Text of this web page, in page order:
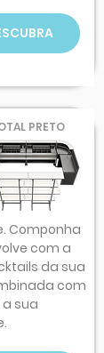
PRETO
Componha
com a
da sua
com
a sua